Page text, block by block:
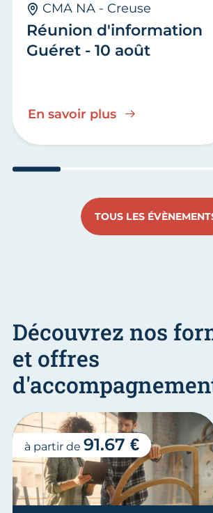
Réunion d'information
Guéret - 10 août
CMA NA - Creuse
En savoir plus
TOUS LES
Découvrez nos
et offres
à partir de 91.67 €